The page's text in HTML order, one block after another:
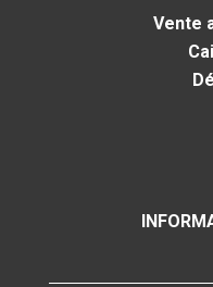
Vente